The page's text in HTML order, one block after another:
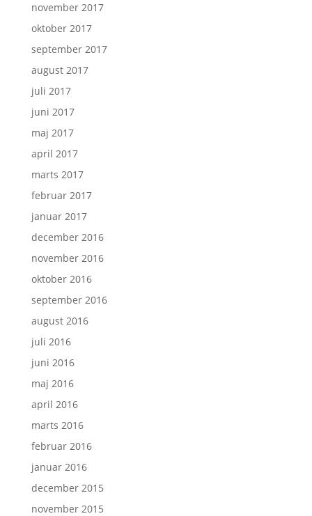
november 2017
oktober 2017
september 2017
august 2017
juli 2017
juni 2017
maj 2017
april 2017
marts 2017
februar 2017
januar 2017
december 2016
november 2016
oktober 2016
september 2016
august 2016
juli 2016
juni 2016
maj 2016
april 2016
marts 2016
februar 2016
januar 2016
december 2015
november 2015